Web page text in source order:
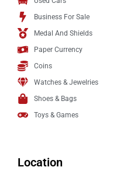
Business For Sale
Medal And Shields
Paper Currency
Coins
Watches & Jewelries
Shoes & Bags
Toys & Games
Location